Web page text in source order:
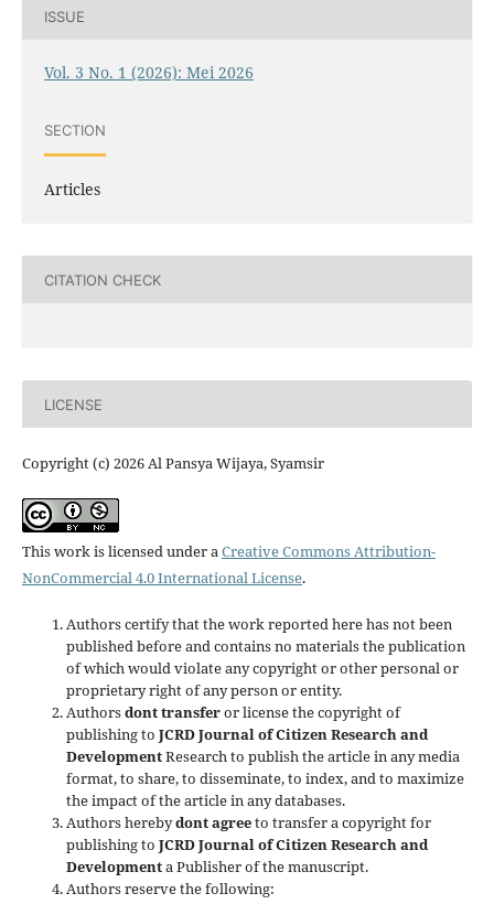
ISSUE
Vol. 3 No. 1 (2026): Mei 2026
SECTION
Articles
CITATION CHECK
LICENSE
Copyright (c) 2026 Al Pansya Wijaya, Syamsir
This work is licensed under aCreative Commons Attribution-
NonCommercial 4.0 International License.
Authors certify that the work reported here has not been
published before and contains no materials the publication
of which would violate any copyright or other personal or
proprietary right of any person or entity.
Authorsdont transferor license the copyright of
publishing to JCRD Journal of Citizen Research and
DevelopmentResearch to publish the article in any media
format, to share, to disseminate, to index, and to maximize
the impact of the article in any databases.
Authors herebydont agreeto transfer a copyright for
publishing to JCRD Journal of Citizen Research and
Developmenta Publisher of the manuscript.
Authors reserve the following: